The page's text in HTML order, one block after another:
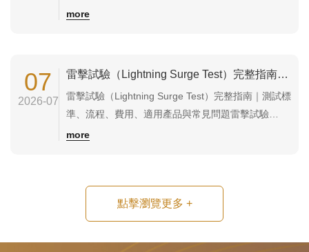
（Electrostatic Discharge Test，ESD）是電磁相容
more
07
2026-07
雷擊試驗（Lightning Surge Test）完整指南｜測試標準、流程、費用、適用產品與常見問題
雷擊試驗（Lightning Surge Test）完整指南｜測試標
準、流程、費用、適用產品與常見問題雷擊試驗
（Lightning Surge Test）是電氣安全與電磁相容性
流，驗證產品是否具備足夠的耐雷擊能力。對於通信
more
點擊瀏覽更多 +